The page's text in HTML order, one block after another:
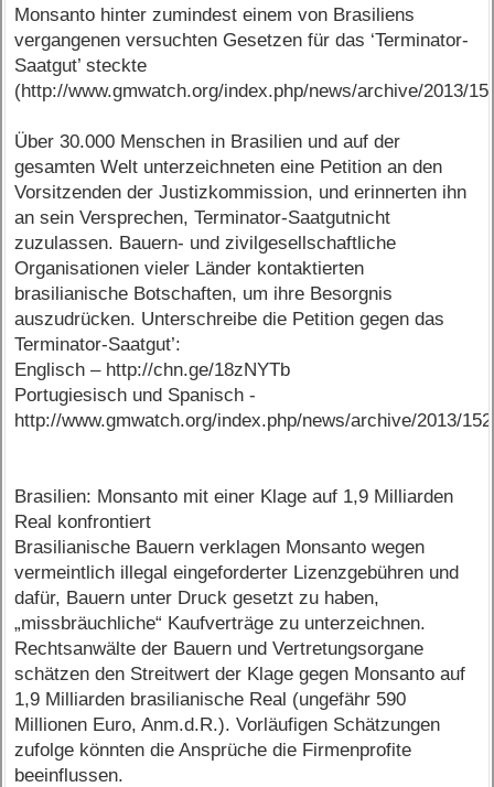
Monsanto hinter zumindest einem von Brasiliens
vergangenen versuchten Gesetzen für das ‘Terminator-
Saatgut’ steckte
(http://www.gmwatch.org/index.php/news/archive/2013/
Über 30.000 Menschen in Brasilien und auf der
gesamten Welt unterzeichneten eine Petition an den
Vorsitzenden der Justizkommission, und erinnerten ihn
an sein Versprechen, Terminator-Saatgutnicht
zuzulassen. Bauern- und zivilgesellschaftliche
Organisationen vieler Länder kontaktierten
brasilianische Botschaften, um ihre Besorgnis
auszudrücken. Unterschreibe die Petition gegen das
Terminator-Saatgut’:
Englisch – http://chn.ge/18zNYTb
Portugiesisch und Spanisch -
http://www.gmwatch.org/index.php/news/archive/2013/
Brasilien: Monsanto mit einer Klage auf 1,9 Milliarden
Real konfrontiert
Brasilianische Bauern verklagen Monsanto wegen
vermeintlich illegal eingeforderter Lizenzgebühren und
dafür, Bauern unter Druck gesetzt zu haben,
„missbräuchliche“ Kaufverträge zu unterzeichnen.
Rechtsanwälte der Bauern und Vertretungsorgane
schätzen den Streitwert der Klage gegen Monsanto auf
1,9 Milliarden brasilianische Real (ungefähr 590
Millionen Euro, Anm.d.R.). Vorläufigen Schätzungen
zufolge könnten die Ansprüche die Firmenprofite
beeinflussen.